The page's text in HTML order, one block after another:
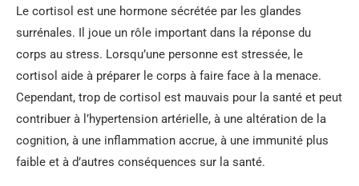
Le cortisol est une hormone sécrétée par les glandes
surrénales. Il joue un rôle important dans la réponse du
corps au stress. Lorsqu’une personne est stressée, le
cortisol aide à préparer le corps à faire face à la menace.
Cependant, trop de cortisol est mauvais pour la santé et peut
contribuer à l’hypertension artérielle, à une altération de la
cognition, à une inflammation accrue, à une immunité plus
faible et à d’autres conséquences sur la santé.